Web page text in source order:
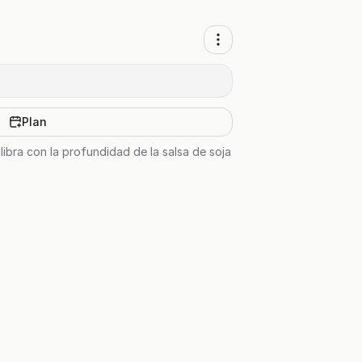
Plan
con la profundidad de la salsa de soja